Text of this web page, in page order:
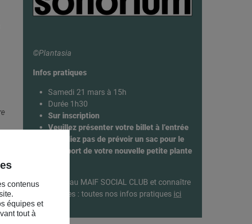
©Plantasia
Infos pratiques
Samedi 21 mars à 15h
Durée 1h30
Sur inscription
Veuillez présenter votre billet à l’entrée
N’oubliez pas de prévoir un sac pour le
transport de votre nouvelle petite plante
Pour venir au MAIF SOCIAL CLUB et connaître
nos horaires : toutes nos infos pratiques ici
contenus
équipes et
tout à